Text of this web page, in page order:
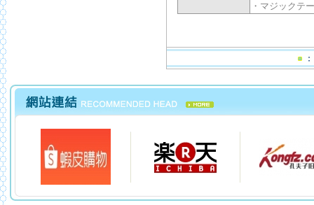
・マジックテ